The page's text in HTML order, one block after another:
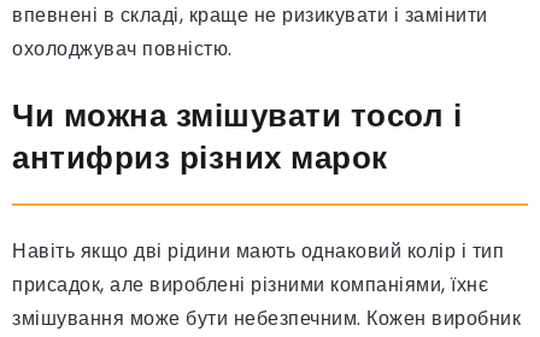
впевнені в складі, краще не ризикувати і замінити
охолоджувач повністю.
Чи можна змішувати тосол і
антифриз різних марок
Навіть якщо дві рідини мають однаковий колір і тип
присадок, але вироблені різними компаніями, їхнє
змішування може бути небезпечним. Кожен виробник